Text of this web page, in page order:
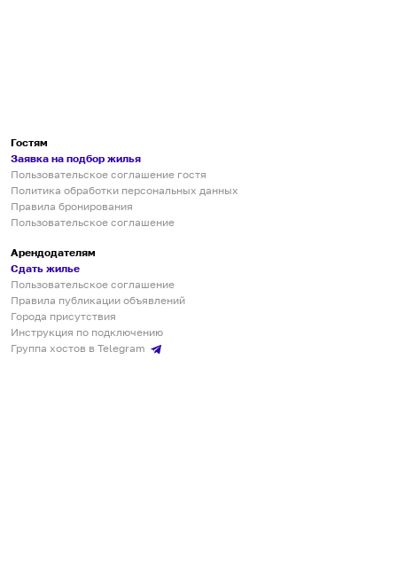
Гостям
Заявка на подбор жилья
Пользовательское соглашение гостя
Политика обработки персональных данных
Правила бронирования
Пользовательское соглашение
Арендодателям
Сдать жилье
Пользовательское соглашение
Правила публикации объявлений
Города присутствия
Инструкция по подключению
Группа хостов в Telegram